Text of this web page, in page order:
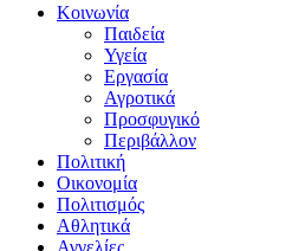
Κοινωνία
Παιδεία
Υγεία
Εργασία
Αγροτικά
Προσφυγικό
Περιβάλλον
Πολιτική
Οικονομία
Πολιτισμός
Αθλητικά
Αγγελίες